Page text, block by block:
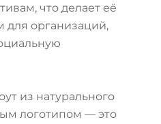
что делает её
организаций,
из натурального
логотипом — это